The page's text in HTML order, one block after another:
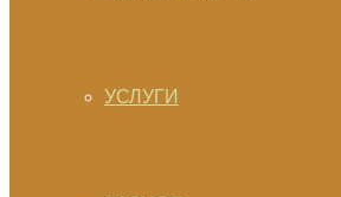
УСЛУГИ